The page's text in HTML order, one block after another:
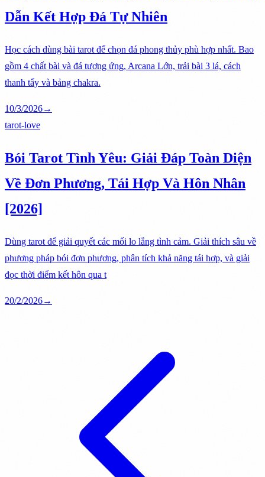
Dẫn Kết Hợp Đá Tự Nhiên
Học cách dùng bài tarot để chọn đá phong thủy phù hợp nhất. Bao
gồm 4 chất bài và đá tương ứng, Arcana Lớn, trải bài 3 lá, cách
thanh tẩy và bảng chakra.
10/3/2026→
tarot-love
Bói Tarot Tình Yêu: Giải Đáp Toàn Diện
Về Đơn Phương, Tái Hợp Và Hôn Nhân
[2026]
Dùng tarot để giải quyết các mối lo lắng tình cảm. Giải thích sâu về
phương pháp bói đơn phương, phân tích khả năng tái hợp, và giải
đọc thời điểm kết hôn qua t
20/2/2026→